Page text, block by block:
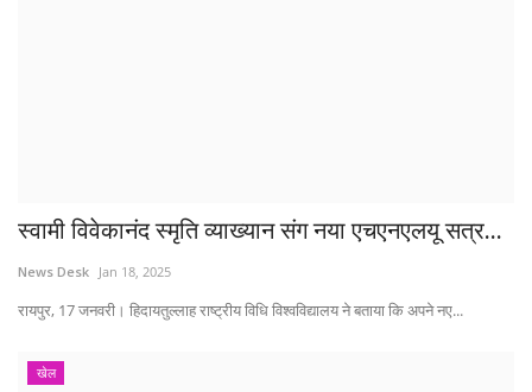
स्वामी विवेकानंद स्मृति व्याख्यान संग नया एचएनएलयू सत्र...
News Desk Jan 18, 2025
रायपुर, 17 जनवरी। हिदायतुल्लाह राष्ट्रीय विधि विश्वविद्यालय ने बताया कि अपने नए...
खेल